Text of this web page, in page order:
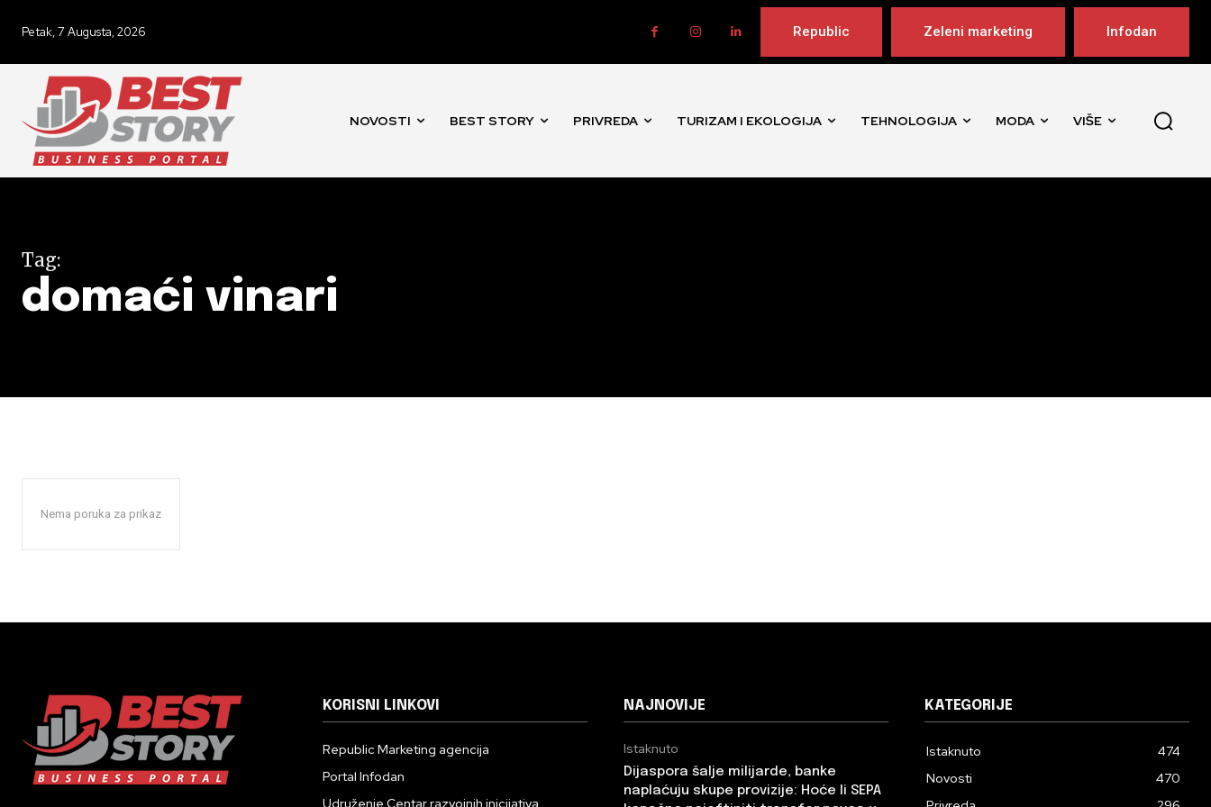
Petak, 7 Augusta, 2026 Republic Zeleni marketing Infodan
NOVOSTI BEST STORY PRIVREDA TURIZAM I EKOLOGIJA TEHNOLOGIJA MODA VIŠE
Tag:
domaći vinari
Nema poruka za prikaz
KORISNI LINKOVI
Republic Marketing agencija
Portal Infodan
Udruženje Centar razvojnih inicijativa
NAJNOVIJE
Istaknuto
Dijaspora šalje milijarde, banke
naplaćuju skupe provizije: Hoće li SEPA
KATEGORIJE
Istaknuto
474
Novosti
470